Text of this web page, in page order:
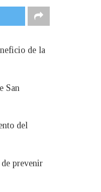
de la
San
del
prevenir